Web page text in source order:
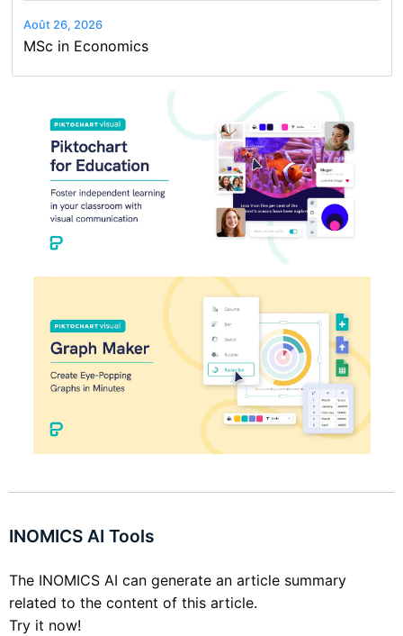
Août 26, 2026
MSc in Economics
INOMICS AI Tools
The INOMICS AI can generate an article summary
related to the content of this article.
Try it now!